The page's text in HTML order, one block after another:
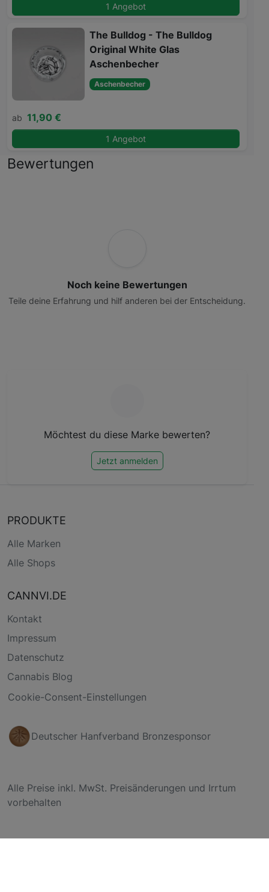
1 Angebot
The Bulldog - The Bulldog
Original White Glas
Aschenbecher
Aschenbecher
ab 11,90 €
1 Angebot
Bewertungen
Noch keine Bewertungen
Teile deine Erfahrung und hilf anderen bei der Entscheidung.
Möchtest du diese Marke bewerten?
Jetzt anmelden
PRODUKTE
Alle Marken
Alle Shops
CANNVI.DE
Kontakt
Impressum
Datenschutz
Cannabis Blog
Cookie-Consent-Einstellungen
Deutscher Hanfverband Bronzesponsor
Alle Preise inkl. MwSt. Preisänderungen und Irrtum
vorbehalten